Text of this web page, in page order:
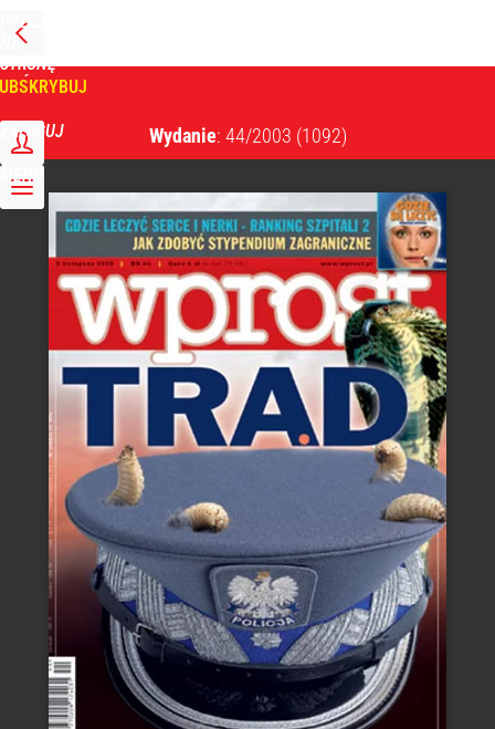
PRZEJDŹ
NA
STRONĘ
GŁÓWNĄ
ZALOGUJ
MENU
Wydanie: 44/2003 (1092)